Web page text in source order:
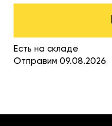
Есть на складе
Отправим 09.08.2026